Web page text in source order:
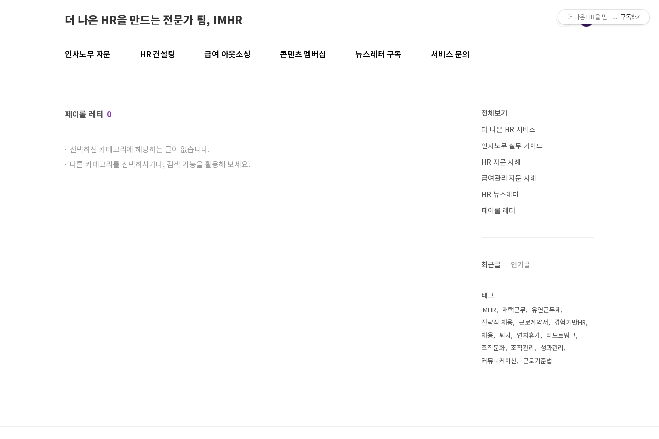
더 나은 HR을 만드는 전문가 팀, IMHR
인사노무 자문 HR 컨설팅 급여 아웃소싱 콘텐츠 멤버십 뉴스레터 구독 서비스 문의
페이롤 레터 0
선택하신 카테고리에 해당하는 글이 없습니다.
다른 카테고리를 선택하시거나, 검색 기능을 활용해 보세요.
전체보기
더 나은 HR 서비스
인사노무 실무 가이드
HR 자문 사례
급여관리 자문 사례
HR 뉴스레터
페이롤 레터
최근글 인기글
태그
IMHR 재택근무
유연근무제
전략적 채용
근로계약서
경험기반HR
채용
퇴사 연차휴가
리모트워크
조직문화
조직관리
성과관리
커뮤니케이션
근로기준법
더 나은 HR을 만드는 전문가 팀,
구독하기